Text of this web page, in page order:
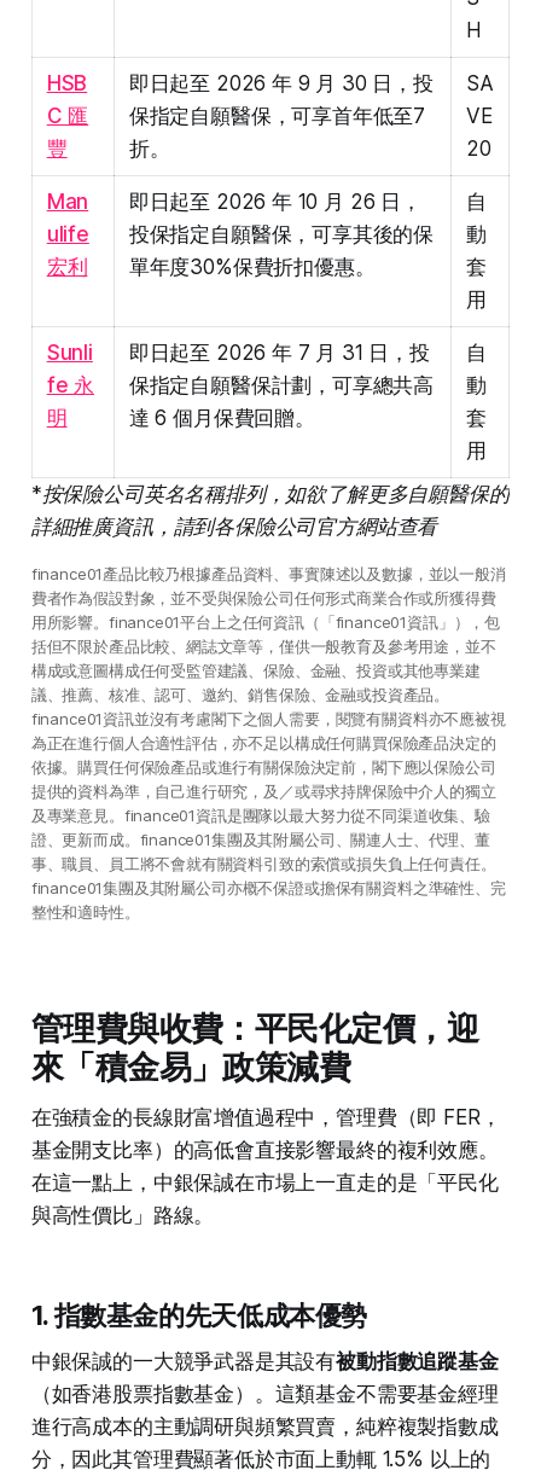
H
HSB
C 匯
豐
即日起至 2026 年 9 月 30 日，投
保指定自願醫保，可享首年低至7
折。
SA
VE
20
Man
ulife
宏利
即日起至 2026 年 10 月 26 日，
投保指定自願醫保，可享其後的保
單年度30%保費折扣優惠。
自
動
套
用
Sunli
fe 永
明
即日起至 2026 年 7 月 31 日，投
保指定自願醫保計劃，可享總共高
達 6 個月保費回贈。
自
動
套
用
*按保險公司英名名稱排列，如欲了解更多自願醫保的
詳細推廣資訊，請到各保險公司官方網站查看
finance01產品比較乃根據產品資料、事實陳述以及數據，並以一般消
費者作為假設對象，並不受與保險公司任何形式商業合作或所獲得費
用所影響。finance01平台上之任何資訊（「finance01資訊」），包
括但不限於產品比較、網誌文章等，僅供一般教育及參考用途，並不
構成或意圖構成任何受監管建議、保險、金融、投資或其他專業建
議、推薦、核准、認可、邀約、銷售保險、金融或投資產品。
finance01資訊並沒有考慮閣下之個人需要，閱覽有關資料亦不應被視
為正在進行個人合適性評估，亦不足以構成任何購買保險產品決定的
依據。購買任何保險產品或進行有關保險決定前，閣下應以保險公司
提供的資料為準，自己進行研究，及／或尋求持牌保險中介人的獨立
及專業意見。finance01資訊是團隊以最大努力從不同渠道收集、驗
證、更新而成。finance01集團及其附屬公司、關連人士、代理、董
事、職員、員工將不會就有關資料引致的索償或損失負上任何責任。
finance01集團及其附屬公司亦概不保證或擔保有關資料之準確性、完
整性和適時性。
管理費與收費：平民化定價，迎
來「積金易」政策減費
在強積金的長線財富增值過程中，管理費（即 FER，
基金開支比率）的高低會直接影響最終的複利效應。
在這一點上，中銀保誠在市場上一直走的是「平民化
與高性價比」路線。
1. 指數基金的先天低成本優勢
中銀保誠的一大競爭武器是其設有被動指數追蹤基金
（如香港股票指數基金）。這類基金不需要基金經理
進行高成本的主動調研與頻繁買賣，純粹複製指數成
分，因此其管理費顯著低於市面上動輒 1.5% 以上的